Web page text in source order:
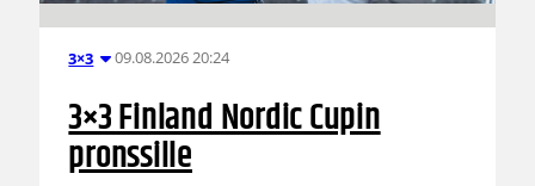
3×3 09.08.2026 20:24
3×3 Finland Nordic Cupin
pronssille